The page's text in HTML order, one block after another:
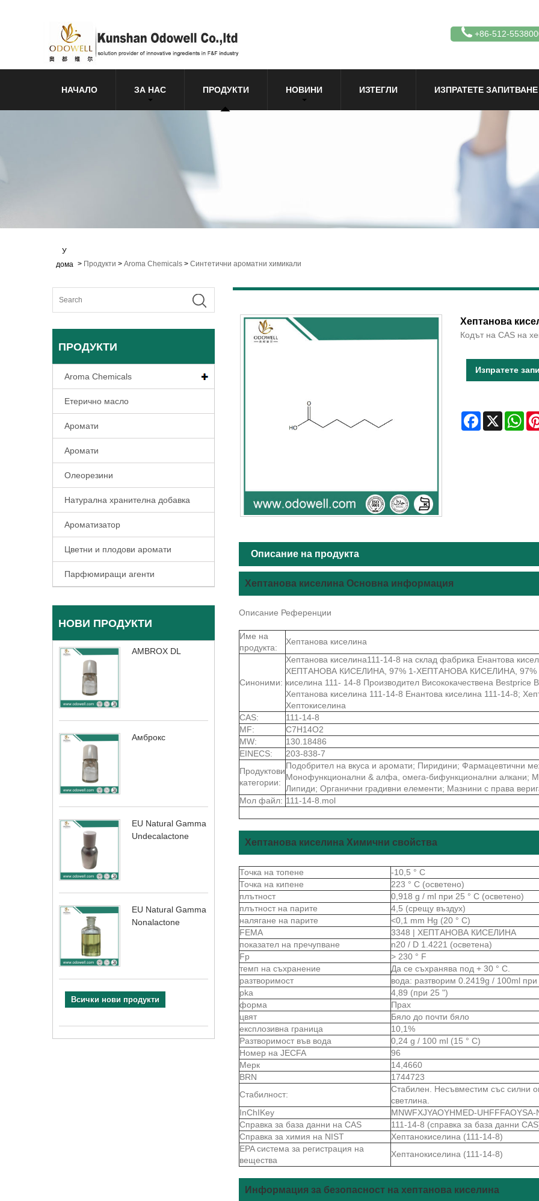
+86-512-
НАЧАЛО ЗА НАС ПРОДУКТИ НОВИНИ ИЗТЕГЛИ ИЗПРАТЕТЕ ЗАПИТВАНЕ
У
дома > Продукти > Aroma Chemicals > Синтетични ароматни химикали
ПРОДУКТИ
Aroma Chemicals
Етерично масло
Аромати
Аромати
Олеорезини
Натурална хранителна добавка
Ароматизатор
Цветни и плодови аромати
Парфюмиращи агенти
НОВИ ПРОДУКТИ
AMBROX DL
Амброкс
EU Natural Gamma
Undecalactone
EU Natural Gamma
Nonalactone
Всички нови продукти
Хептанова
Кодът на CAS на
Изпратете
Facebook
X
Описание на продукта
Хептанова киселина Основна информация
Описание Референции
Име на
продукта:
Хептанова киселина
Синоними:
Хептанова киселина111-14-8 на склад фабрика Енантова
ХЕПТАНОВА КИСЕЛИНА, 97% 1-ХЕПТАНОВА КИСЕЛИНА, 97%
киселина 111- 14-8 Производител Висококачествена
Хептанова киселина 111-14-8 Енантова киселина 111-14-8;
Хептокиселина
CAS:
111-14-8
MF:
C7H14O2
MW:
130.18486
EINECS:
203-838-7
Продуктови
категории:
Подобрител на вкуса и аромати; Пиридини; Фармацевтични
Монофункционални & алфа, омега-бифункционални алкани;
Липиди; Органични градивни елементи; Мазнини с права
Мол файл: 111-14-8.mol
Хептанова киселина Химични свойства
Точка на топене
-10,5 ° С
Точка на кипене
223 ° C (осветено)
плътност
0,918 g / ml при 25 ° C (осветено)
плътност на парите
4,5 (срещу въздух)
налягане на парите
<0,1 mm Hg (20 ° C)
FEMA
3348 | ХЕПТАНОВА КИСЕЛИНА
показател на пречупване
n20 / D 1.4221 (осветена)
Fp
> 230 ° F
темп на съхранение
Да се ​​съхранява под + 30 ° C.
разтворимост
вода: разтворим 0.2419g / 100ml при
pka
4,89 (при 25 ")
форма
Прах
цвят
Бяло до почти бяло
експлозивна граница
10,1%
Разтворимост във вода
0,24 g / 100 ml (15 ° C)
Номер на JECFA
96
Мерк
14,4660
BRN
1744723
Стабилност:
Стабилен. Несъвместим със силни
светлина.
InChIKey
MNWFXJYAOYHMED-UHFFFAOYSA-
Справка за база данни на CAS
111-14-8 (справка за база данни
Справка за химия на NIST
Хептанокиселина (111-14-8)
EPA система за регистрация на
вещества
Хептанокиселина (111-14-8)
Информация за безопасност на хептанова киселина